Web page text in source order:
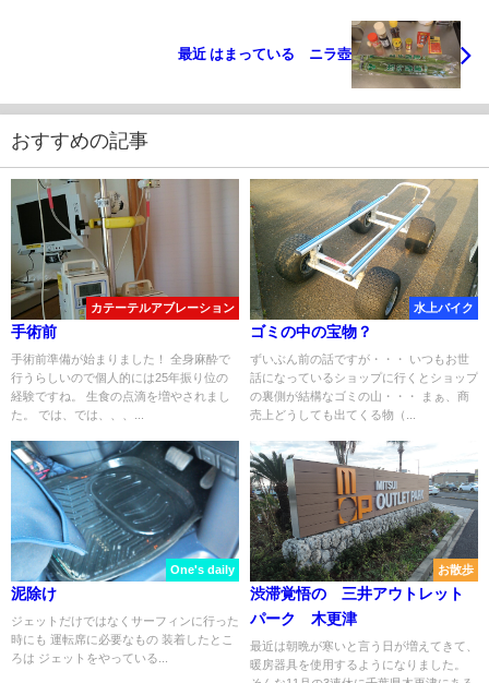
最近 はまっている ニラ壺
おすすめの記事
カテーテルアブレーション
手術前
手術前準備が始まりました！ 全身麻酔で
行うらしいので個人的には25年振り位の
経験ですね。 生食の点滴を増やされまし
た。 では、では、、、...
水上バイク
ゴミの中の宝物？
ずいぶん前の話ですが・・・ いつもお世
話になっているショップに行くとショップ
の裏側が結構なゴミの山・・・ まぁ、商
売上どうしても出てくる物（...
One's daily
泥除け
ジェットだけではなくサーフィンに行った
時にも 運転席に必要なもの 装着したとこ
ろは ジェットをやっている...
お散歩
渋滞覚悟の 三井アウトレット
パーク 木更津
最近は朝晩が寒いと言う日が増えてきて、
暖房器具を使用するようになりました。